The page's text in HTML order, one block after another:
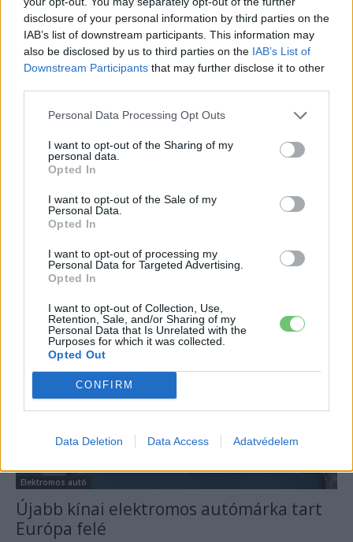
disclosure of your personal information by third parties on the
IAB’s list of downstream participants. This information may
also be disclosed by us to third parties on the IAB’s List of
Downstream Participants that may further disclose it to other
Personal Data Processing Opt Outs
I want to opt-out of the Sharing of my
personal data.
Opted In
I want to opt-out of the Sale of my
Personal Data.
Opted In
I want to opt-out of processing my
Personal Data for Targeted Advertising.
Opted In
I want to opt-out of Collection, Use,
Retention, Sale, and/or Sharing of my
Personal Data that Is Unrelated with the
Purposes for which it was collected.
Opted Out
CONFIRM
Data Deletion Data Access Adatvédelem
Elképesztő technikai adatokkal jelent meg a kínaiak válasza az
unalmas Tesla Model S Plaid-re.
Elektromos autó
Több mint félmillió elektromos autót
gyártana évente a ZEEKR
e-cars.hu - 2023-08-29
Elektromos autó
Újabb kínai elektromos autómárka tart
Európa felé